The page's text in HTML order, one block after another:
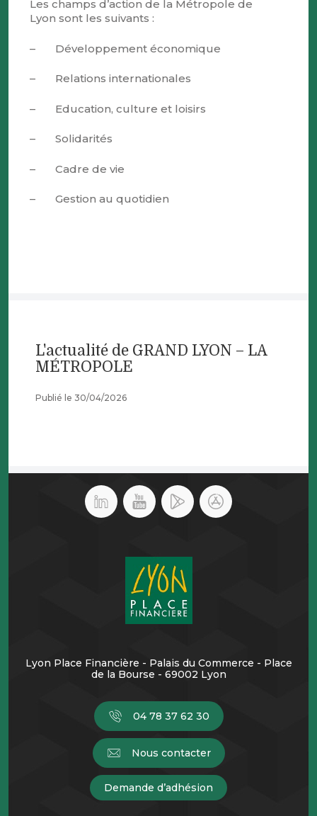
Les champs d’action de la Métropole de
Lyon sont les suivants :
– Développement économique
– Relations internationales
– Education, culture et loisirs
– Solidarités
– Cadre de vie
– Gestion au quotidien
L'actualité de GRAND LYON – LA
MÉTROPOLE
Publié le 30/04/2026
Lyon Place Financière - Palais du Commerce - Place
de la Bourse - 69002 Lyon
04 78 37 62 30
Nous contacter
Demande d’adhésion